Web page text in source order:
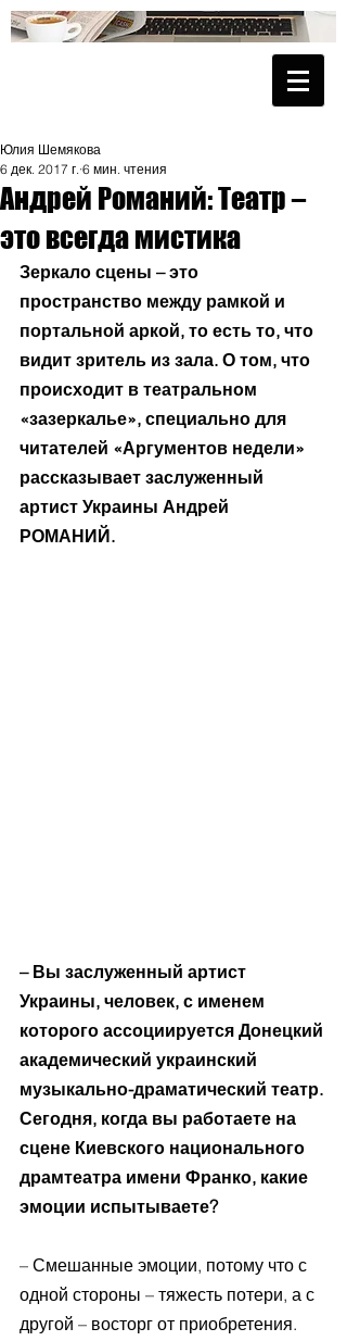
Андрей Романий: Театр –
это всегда мистика
Юлия Шемякова
6 дек. 2017 г. 6 мин. чтения
Зеркало сцены – это
пространство между рамкой и
портальной аркой, то есть то, что
видит зритель из зала. О том, что
происходит в театральном
«зазеркалье», специально для
читателей «Аргументов недели»
рассказывает заслуженный
артист Украины Андрей
РОМАНИЙ.
– Вы заслуженный артист
Украины, человек, с именем
которого ассоциируется Донецкий
академический украинский
музыкально-драматический театр.
Сегодня, когда вы работаете на
сцене Киевского национального
драмтеатра имени Франко, какие
эмоции испытываете?
– Смешанные эмоции, потому что с
одной стороны – тяжесть потери, а с
другой – восторг от приобретения.